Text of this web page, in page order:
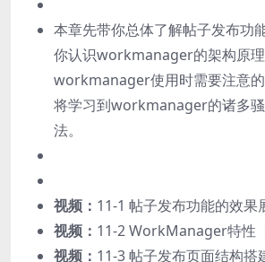
本章先带你总体了解帖子发布功
你认识workmanager的架构原
workmanager使用时需要注意
将学习到workmanager的诸多
法。
视频： 11-1 帖子发布功能的效果
视频： 11-2 WorkManager特性
视频： 11-3 帖子发布页面结构搭